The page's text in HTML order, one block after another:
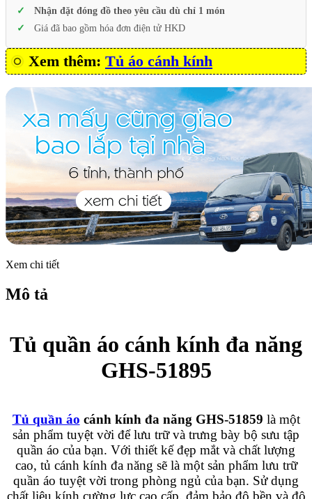
Nhận đặt đóng đồ theo yêu cầu dù chỉ 1 món
Giá đã bao gồm hóa đơn điện tử HKD
Xem thêm: Tủ áo cánh kính
Xem chi tiết
Mô tả
Tủ quần áo cánh kính đa năng
GHS-51895
Tủ quần áo cánh kính đa năng GHS-51859 là một
sản phẩm tuyệt vời để lưu trữ và trưng bày bộ sưu tập
quần áo của bạn. Với thiết kế đẹp mắt và chất lượng
cao, tủ cánh kính đa năng sẽ là một sản phẩm lưu trữ
quần áo tuyệt vời trong phòng ngủ của bạn. Sử dụng
chất liệu kính cường lực cao cấp, đảm bảo độ bền và độ